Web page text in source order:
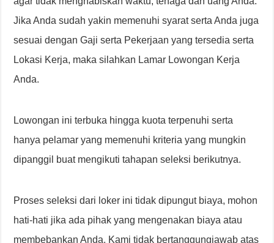
Jika Anda sudah yakin memenuhi syarat serta Anda juga
sesuai dengan Gaji serta Pekerjaan yang tersedia serta
Lokasi Kerja, maka silahkan Lamar Lowongan Kerja
Anda.
Lowongan ini terbuka hingga kuota terpenuhi serta
hanya pelamar yang memenuhi kriteria yang mungkin
dipanggil buat mengikuti tahapan seleksi berikutnya.
Proses seleksi dari loker ini tidak dipungut biaya, mohon
hati-hati jika ada pihak yang mengenakan biaya atau
membebankan Anda. Kami tidak bertanggungjawab atas